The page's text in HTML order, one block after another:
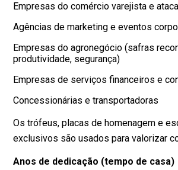
Empresas do comércio varejista e
Agências de marketing e eventos
Empresas do agronegócio (safras
produtividade, segurança)
Empresas de serviços financeiros e
Concessionárias e transportadoras
Os trófeus, placas de homenagem e
exclusivos são usados para valorizar
Anos de dedicação (tempo de casa)